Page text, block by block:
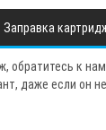
Заправка
обратитесь к
даже если он